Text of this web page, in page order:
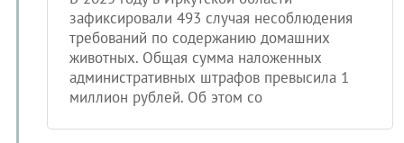
В 2025 году в Иркутской области
зафиксировали 493 случая несоблюдения
требований по содержанию домашних
животных. Общая сумма наложенных
административных штрафов превысила 1